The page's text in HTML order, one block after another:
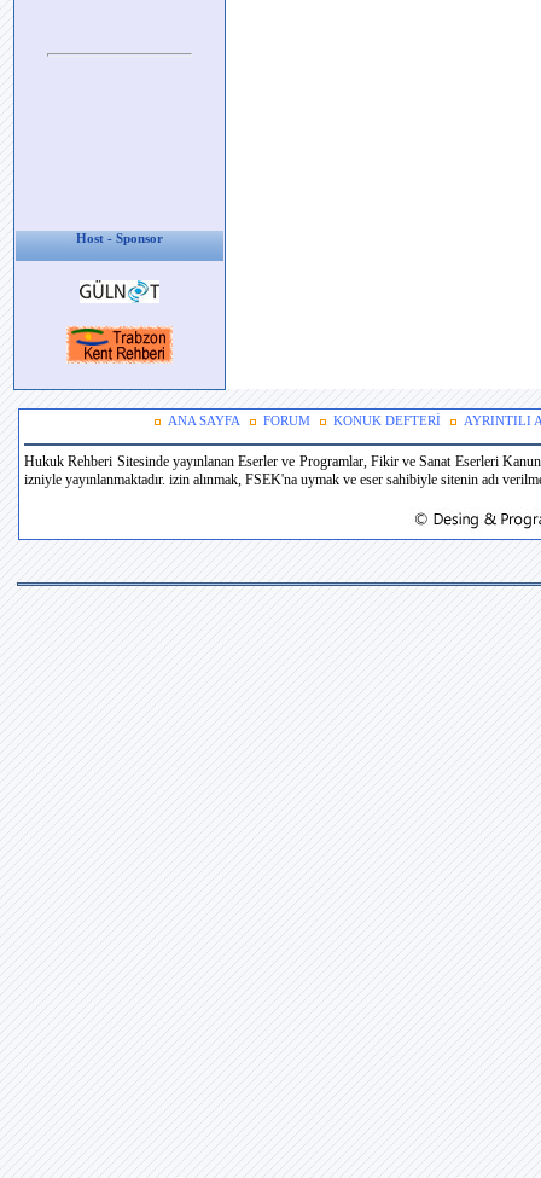
Host - Sponsor
ANA SAYFA FORUM KONUK DEFTERİ AYRINTILI
Hukuk Rehberi Sitesinde yayınlanan Eserler ve Programlar, Fikir ve Sanat Eserleri
izniyle yayınlanmaktadır. izin alınmak, FSEK'na uymak ve eser sahibiyle sitenin adı